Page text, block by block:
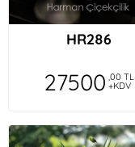
HR286
27500 ,00 TL
+KDV